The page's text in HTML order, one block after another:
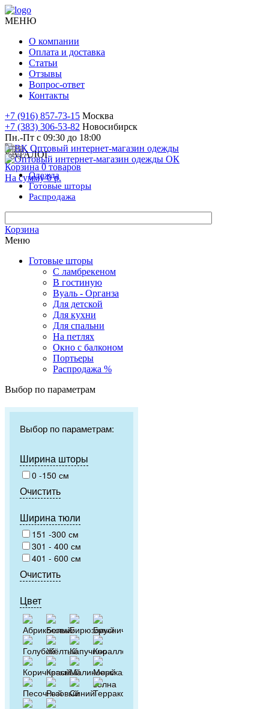
МЕНЮ
О компании
Оплата и доставка
Статьи
Отзывы
Вопрос-ответ
Контакты
+7 (916) 857-73-15 Москва
+7 (383) 306-53-82 Новосибирск
Пн.-Пт с 09:30 до 18:00
Корзина 0товаров
На сумму 0 р.
КАТАЛОГ
Одежда
Готовые шторы
Распродажа
Корзина
Меню
Готовые шторы
С ламбрекеном
В гостиную
Вуаль - Органза
Для детской
Для кухни
Для спальни
На петлях
Окно с балконом
Портьеры
Распродажа %
Выбор по параметрам
Выбор по параметрам:
Ширина шторы
0 -150 см
Очистить
Ширина тюли
151 -300 см
301 - 400 см
401 - 600 см
Очистить
Цвет